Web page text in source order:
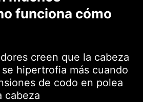
funciona cómo
creen que la cabeza
hipertrofia más cuando
de codo en polea
cabeza